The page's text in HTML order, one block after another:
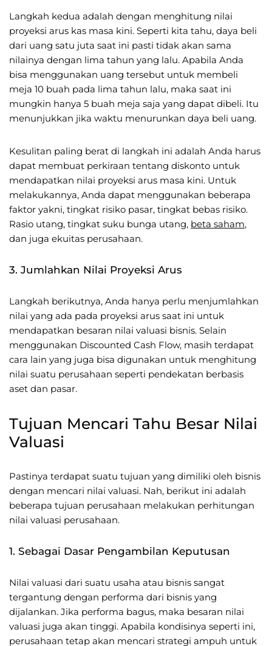
Langkah kedua adalah dengan menghitung nilai
proyeksi arus kas masa kini. Seperti kita tahu, daya beli
dari uang satu juta saat ini pasti tidak akan sama
nilainya dengan lima tahun yang lalu. Apabila Anda
bisa menggunakan uang tersebut untuk membeli
meja 10 buah pada lima tahun lalu, maka saat ini
mungkin hanya 5 buah meja saja yang dapat dibeli. Itu
menunjukkan jika waktu menurunkan daya beli uang.
Kesulitan paling berat di langkah ini adalah Anda harus
dapat membuat perkiraan tentang diskonto untuk
mendapatkan nilai proyeksi arus masa kini. Untuk
melakukannya, Anda dapat menggunakan beberapa
faktor yakni, tingkat risiko pasar, tingkat bebas risiko.
Rasio utang, tingkat suku bunga utang, beta saham,
dan juga ekuitas perusahaan.
3. Jumlahkan Nilai Proyeksi Arus
Langkah berikutnya, Anda hanya perlu menjumlahkan
nilai yang ada pada proyeksi arus saat ini untuk
mendapatkan besaran nilai valuasi bisnis. Selain
menggunakan Discounted Cash Flow, masih terdapat
cara lain yang juga bisa digunakan untuk menghitung
nilai suatu perusahaan seperti pendekatan berbasis
aset dan pasar.
Tujuan Mencari Tahu Besar Nilai
Valuasi
Pastinya terdapat suatu tujuan yang dimiliki oleh bisnis
dengan mencari nilai valuasi. Nah, berikut ini adalah
beberapa tujuan perusahaan melakukan perhitungan
nilai valuasi perusahaan.
1. Sebagai Dasar Pengambilan Keputusan
Nilai valuasi dari suatu usaha atau bisnis sangat
tergantung dengan performa dari bisnis yang
dijalankan. Jika performa bagus, maka besaran nilai
valuasi juga akan tinggi. Apabila kondisinya seperti ini,
perusahaan tetap akan mencari strategi ampuh untuk